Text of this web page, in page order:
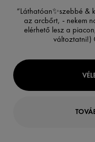
“Láthatóan✨szebbé &
az arcbőrt, - nekem
elérhető lesz a
változtatni!)